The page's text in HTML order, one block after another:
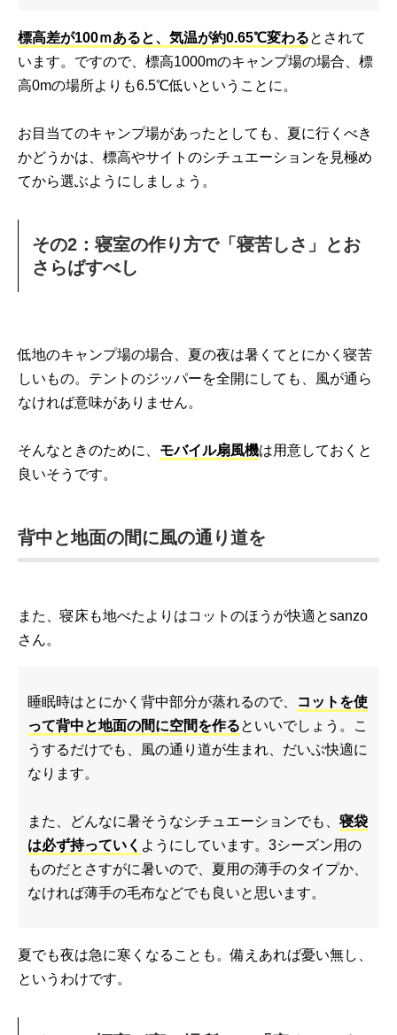
標高差が100ｍあると、気温が約0.65℃変わるとされて
います。ですので、標高1000mのキャンプ場の場合、標
高0mの場所よりも6.5℃低いということに。
お目当てのキャンプ場があったとしても、夏に行くべき
かどうかは、標高やサイトのシチュエーションを見極め
てから選ぶようにしましょう。
その2：寝室の作り方で「寝苦しさ」とお
さらばすべし
低地のキャンプ場の場合、夏の夜は暑くてとにかく寝苦
しいもの。テントのジッパーを全開にしても、風が通ら
なければ意味がありません。
そんなときのために、 モバイル扇風機は用意しておくと
良いそうです。
背中と地面の間に風の通り道を
また、寝床も地べたよりはコットのほうが快適とsanzo
さん。
睡眠時はとにかく背中部分が蒸れるので、
コットを使
って背中と地面の間に空間を作るといいでしょう。こ
うするだけでも、風の通り道が生まれ、だいぶ快適に
なります。
また、どんなに暑そうなシチュエーションでも、 寝袋
は必ず持っていく ようにしています。3シーズン用の
ものだとさすがに暑いので、夏用の薄手のタイプか、
なければ薄手の毛布などでも良いと思います。
夏でも夜は急に寒くなることも。備えあれば憂い無し、
というわけです。